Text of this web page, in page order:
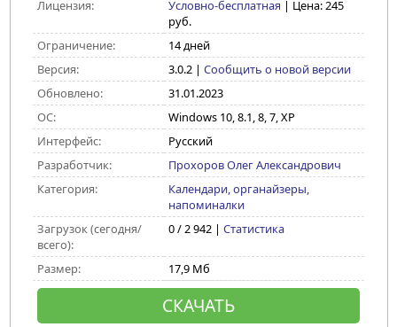
Лицензия:
Условно-бесплатная | Цена: 245
руб.
Ограничение:
14 дней
Версия:
3.0.2| Сообщить о новой версии
Обновлено:
31.01.2023
ОС:
Windows 10, 8.1, 8, 7, XP
Интерфейс:
Русский
Разработчик:
Прохоров Олег Александрович
Категория:
Календари, органайзеры,
напоминалки
Загрузок (сегодня/
всего):
0 / 2 942 | Статистика
Размер: 17,9 Мб
СКАЧАТЬ